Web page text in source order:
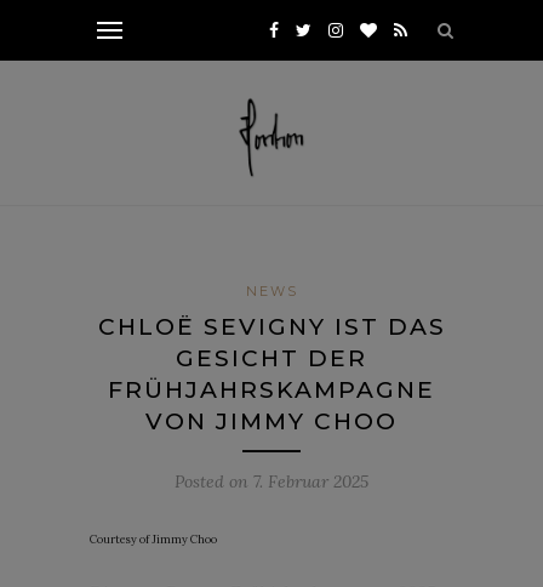
NEWS
CHLOË SEVIGNY IST DAS
GESICHT DER
FRÜHJAHRSKAMPAGNE
VON JIMMY CHOO
Posted on 7. Februar 2025
Courtesy of Jimmy Choo